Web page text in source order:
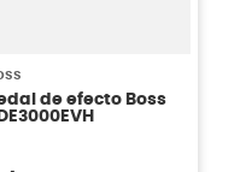
de efecto Boss